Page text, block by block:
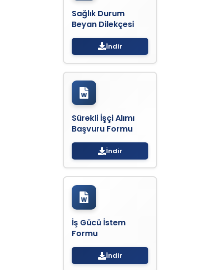
Sağlık Durum
Beyan Dilekçesi
İndir
Sürekli İşçi Alımı
Başvuru Formu
İndir
İş Gücü İstem
Formu
İndir